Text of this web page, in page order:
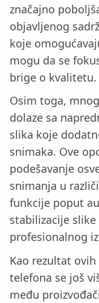
značajno
objavljenog
koje
mogu da se
brige o kvalitetu.
Osim toga,
dolaze sa
slika koje
snimaka. Ove
podešavanje
snimanja u
funkcije poput
stabilizacije
profesionalnog
Kao rezultat
telefona se još
među